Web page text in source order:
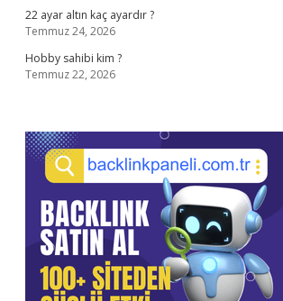
22 ayar altın kaç ayardır ?
Temmuz 24, 2026
Hobby sahibi kim ?
Temmuz 22, 2026